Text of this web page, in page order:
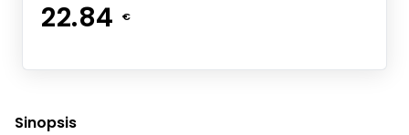
22.84 €
Sinopsis